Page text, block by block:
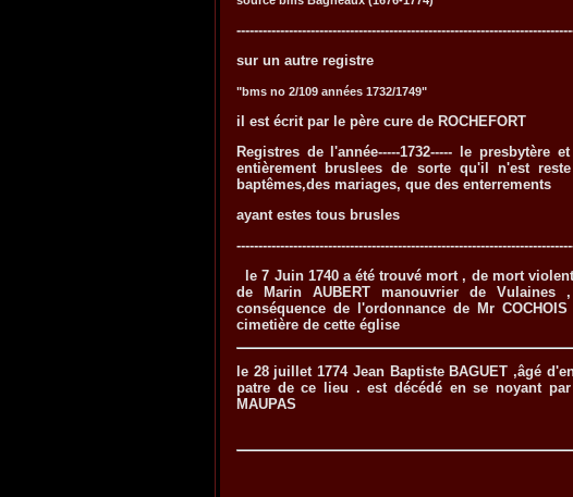
sur un autre registre
"bms no 2/109 années 1732/1749"
il est écrit par le père cure de ROCHEFORT
Registres de l'année-----1732----- le
entièrement bruslees de sorte qu'il n'est
baptêmes,des mariages, que des enterrements
ayant estes tous brusles
le 7 Juin 1740 a été trouvé mort , de mort
de Marin AUBERT manouvrier de
conséquence de l'ordonnance de Mr
cimetière de cette église
le 28 juillet 1774 Jean Baptiste BAGUET ,âgé
patre de ce lieu . est décédé en se noyant
MAUPAS